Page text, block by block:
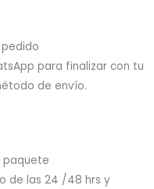
para finalizar con tu
de envío.
paquete
de las 24 /48 hrs y